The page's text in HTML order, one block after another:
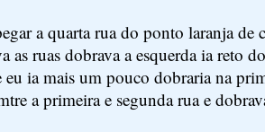
a quarta rua do ponto laranja de
as ruas dobrava a esquerda ia reto
eu ia mais um pouco dobraria na
a primeira e segunda rua e